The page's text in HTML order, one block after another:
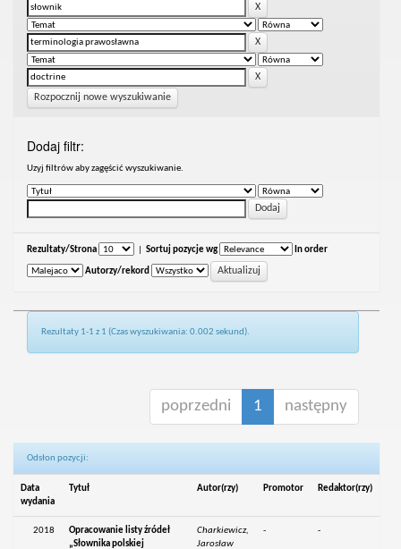
Rozpocznij nowe wyszukiwanie
Dodaj filtr:
Uzyj filtrów aby zagęścić wyszukiwanie.
Rezultaty/Strona Sortuj pozycje wg In order
Autorzy/rekord
Rezultaty 1-1 z 1 (Czas wyszukiwania: 0.002 sekund).
poprzedni 1 następny
Odsłon pozycji:
Data
wydania
Tytuł Autor(rzy) Promotor Redaktor(rzy)
2018
Opracowanie listy źródeł
„Słownika polskiej
Charkiewicz,
Jarosław
- -